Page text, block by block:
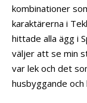
kombinationer
karaktärerna i
hittade alla ägg i
väljer att se min
var lek och det
husbyggande